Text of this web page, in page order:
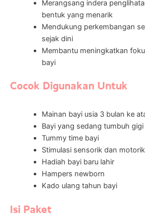
Merangsang indera
bentuk yang menarik
Mendukung perkembangan
sejak dini
Membantu meningkatkan
bayi
Cocok Digunakan Untuk
Mainan bayi usia 3 bulan ke
Bayi yang sedang tumbuh gigi
Tummy time bayi
Stimulasi sensorik dan motorik
Hadiah bayi baru lahir
Hampers newborn
Kado ulang tahun bayi
Isi Paket